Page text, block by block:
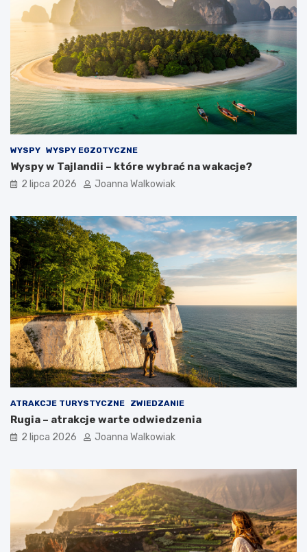
WYSPY WYSPY EGZOTYCZNE
Wyspy w Tajlandii – które wybrać na wakacje?
2 lipca 2026 Joanna Walkowiak
ATRAKCJE TURYSTYCZNE ZWIEDZANIE
Rugia – atrakcje warte odwiedzenia
2 lipca 2026 Joanna Walkowiak